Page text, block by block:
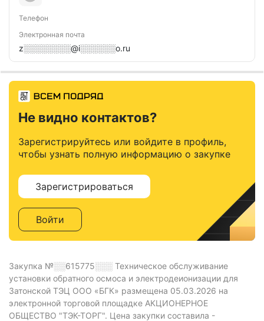
Телефон
Электронная почта
z░░░░░░░░@i░░░░░░o.ru
Не видно контактов?
Зарегистрируйтесь или войдите в профиль,
чтобы узнать полную информацию о закупке
Зарегистрироваться
Войти
Закупка №░░615775░░░ Техническое обслуживание
установки обратного осмоса и электродеионизации для
Затонской ТЭЦ ООО «БГК» размещена 05.03.2026 на
электронной торговой площадке АКЦИОНЕРНОЕ
ОБЩЕСТВО "ТЭК-ТОРГ". Цена закупки составила -